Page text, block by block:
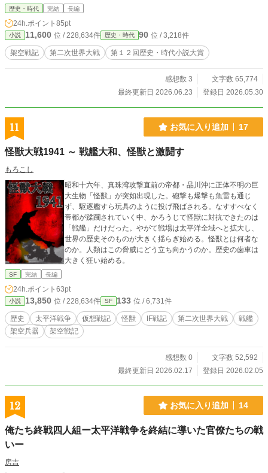
——！ 油圧式射出機を装備し、群青色の飛行甲板を持つ異形
珠湾」と世界観を共有した内容となります。
歴史・時代 完結 長編
24h.ポイント 85pt
小説 11,600 位 / 228,634件 歴史・時代 90 位 / 3,218件
架空戦記 第二次世界大戦 第１２回歴史・時代小説大賞
感想数 3
文字数 65,774
最終更新日 2026.06.23
登録日 2026.05.30
11 お気に入り追加 17
怪獣大戦1941 ～ 戦艦大和、怪獣と激闘す
もろこし
昭和十六年、真珠湾攻撃直前の帝都・品川沖に正体不明の巨
大生物「怪獣」が突如出現した。砲撃も爆撃も魚雷も通じ
ず、駆逐艦すら玩具のように投げ飛ばされる。なすすべなく
帝都が蹂躙されていく中、かろうじて怪獣に対抗できたのは
「戦艦」だけだった。やがて戦場は太平洋全域へと拡大し、
世界の歴史そのものが大きく揺らぎ始める。怪獣とは何者な
のか。人類はこの脅威にどう立ち向かうのか。歴史の歯車は
大きく狂い始める。
SF 完結 長編
24h.ポイント 63pt
小説 13,850 位 / 228,634件 SF 133 位 / 6,731件
歴史 太平洋戦争 仮想戦記 怪獣 IF戦記 第二次世界大戦
戦艦
架空兵器
架空戦記
感想数 0
文字数 52,592
最終更新日 2026.02.17
登録日 2026.02.05
12 お気に入り追加 14
俺たち終戦四人組ー太平洋戦争を終結に導いた官僚たちの戦
いー
房吉